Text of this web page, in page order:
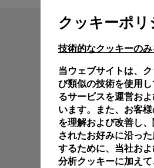
クッキーポリ
技術的なクッキーの
当ウェブサイトは、
び類似の技術を使用
るサービスを運営お
います。また、お客
を理解および改善し
されたお好みに沿っ
するために、当社お
分析クッキーに加え